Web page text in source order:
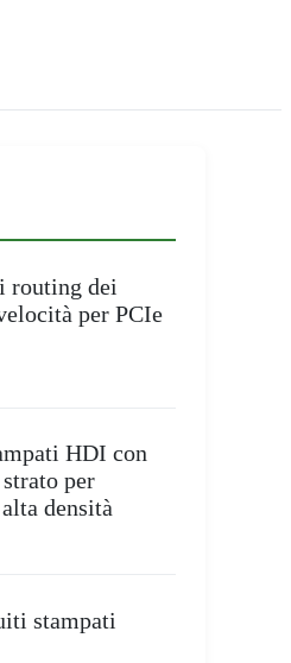
routing dei
per PCIe
HDI con
per
densità
stampati